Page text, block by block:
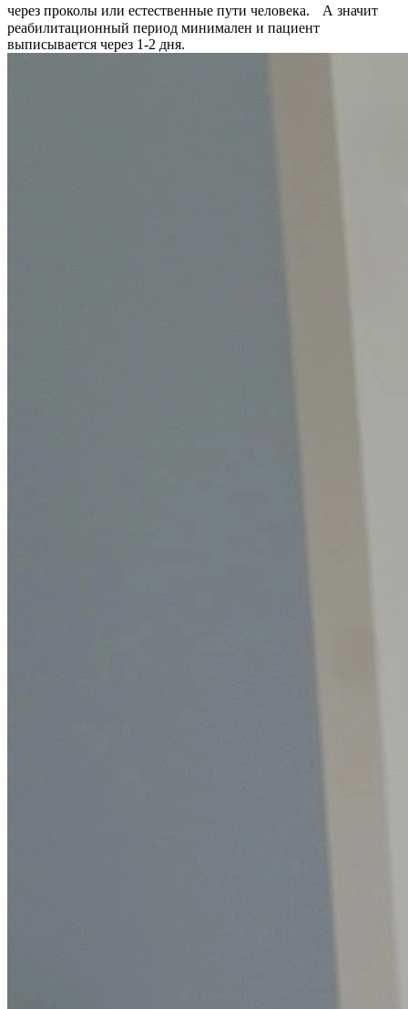
через проколы или естественные пути человека. А значит
реабилитационный период минимален и пациент
выписывается через 1-2 дня.